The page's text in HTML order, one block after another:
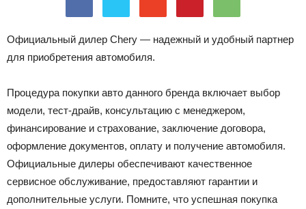
Официальный дилер Chery — надежный и удобный партнер
для приобретения автомобиля.
Процедура покупки авто данного бренда включает выбор
модели, тест-драйв, консультацию с менеджером,
финансирование и страхование, заключение договора,
оформление документов, оплату и получение автомобиля.
Официальные дилеры обеспечивают качественное
сервисное обслуживание, предоставляют гарантии и
дополнительные услуги. Помните, что успешная покупка